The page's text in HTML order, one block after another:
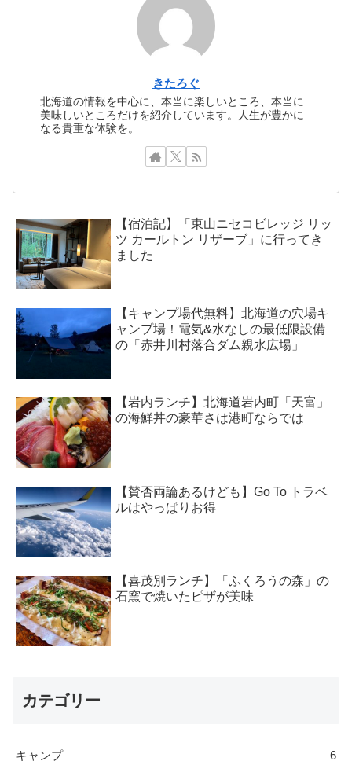
きたろぐ
北海道の情報を中心に、本当に楽しいところ、本当に
美味しいところだけを紹介しています。人生が豊かに
なる貴重な体験を。
【宿泊記】「東山ニセコビレッジ リッ
ツ カールトン リザーブ」に行ってき
ました
【キャンプ場代無料】北海道の穴場キ
ャンプ場！電気&水なしの最低限設備
の「赤井川村落合ダム親水広場」
【岩内ランチ】北海道岩内町「天富」
の海鮮丼の豪華さは港町ならでは
【賛否両論あるけども】Go To トラベ
ルはやっぱりお得
【喜茂別ランチ】「ふくろうの森」の
石窯で焼いたピザが美味
カテゴリー
キャンプ 6